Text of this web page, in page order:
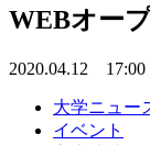
WEBオー
2020.04.12 17:00
大学ニュー
イベント